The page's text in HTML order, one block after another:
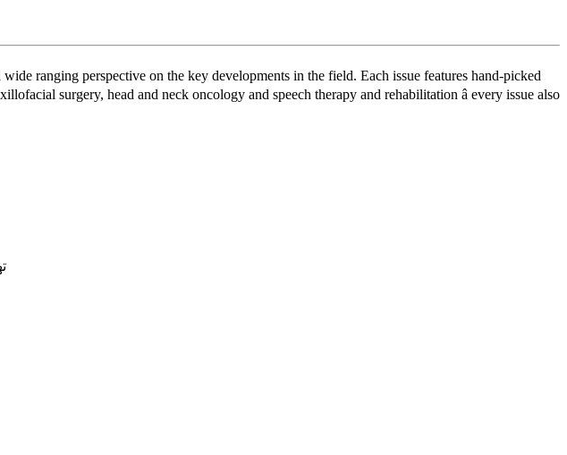
ranging perspective on the key developments in the field. Each issue features hand-picked
surgery, head and neck oncology and speech therapy and rehabilitation â every issue also